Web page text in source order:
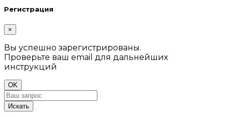
Регистрация
×
Вы успешно зарегистрированы.
Проверьте ваш email для дальнейших
инструкций
OK
Искать